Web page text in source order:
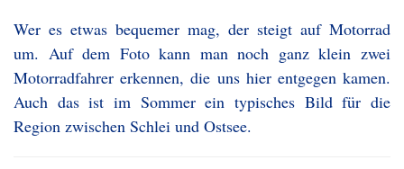
Wer es etwas bequemer mag, der steigt auf Motorrad
um. Auf dem Foto kann man noch ganz klein zwei
Motorradfahrer erkennen, die uns hier entgegen kamen.
Auch das ist im Sommer ein typisches Bild für die
Region zwischen Schlei und Ostsee.